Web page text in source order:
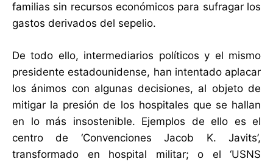
familias sin recursos económicos para sufragar los
gastos derivados del sepelio.
De todo ello, intermediarios políticos y el mismo
presidente estadounidense, han intentado aplacar
los ánimos con algunas decisiones, al objeto de
mitigar la presión de los hospitales que se hallan
en lo más insostenible. Ejemplos de ello es el
centro de ‘Convenciones Jacob K. Javits’,
transformado en hospital militar; o el ‘USNS